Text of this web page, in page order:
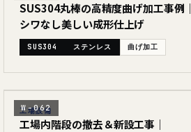
SUS304丸棒の高精度曲げ加工事例｜
シワなし美しい成形仕上げ
SUS304 ステンレス 曲げ加工
W-062
工場設備
工場内階段の撤去＆新設工事｜